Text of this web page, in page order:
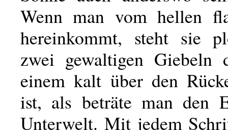
Wenn man vom hellen
hereinkommt, steht sie
zwei gewaltigen Giebeln
einem kalt über den
ist, als beträte man den
Unterwelt. Mit jedem